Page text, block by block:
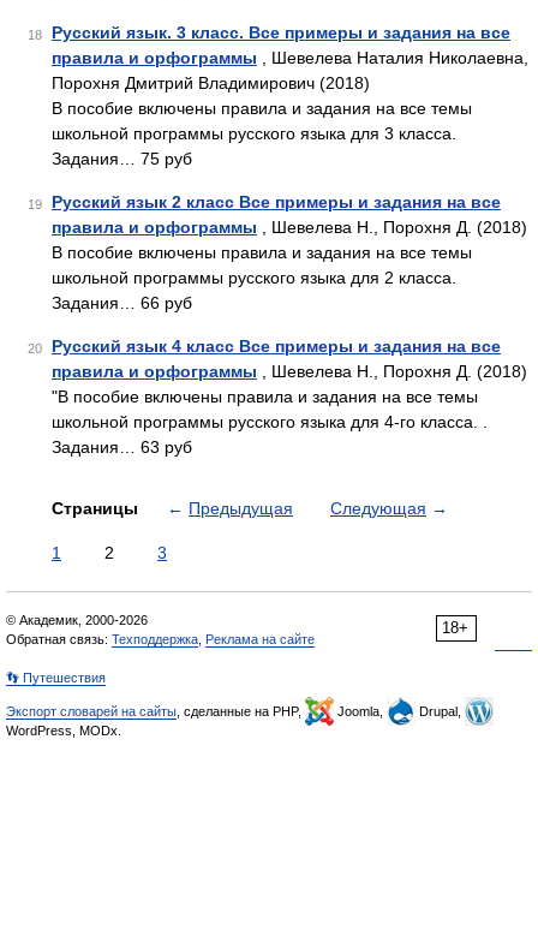
18
Русский язык. 3 класс. Все примеры и задания на все
правила и орфограммы , Шевелева Наталия Николаевна,
Порохня Дмитрий Владимирович (2018)
В пособие включены правила и задания на все темы
школьной программы русского языка для 3 класса.
Задания… 75 руб
19
Русский язык 2 класс Все примеры и задания на все
правила и орфограммы , Шевелева Н., Порохня Д. (2018)
В пособие включены правила и задания на все темы
школьной программы русского языка для 2 класса.
Задания… 66 руб
20
Русский язык 4 класс Все примеры и задания на все
правила и орфограммы , Шевелева Н., Порохня Д. (2018)
"В пособие включены правила и задания на все темы
школьной программы русского языка для 4-го класса. .
Задания… 63 руб
Страницы ← Предыдущая Следующая →
1 2 3
18+
© Академик, 2000-2026
Обратная связь: Техподдержка Реклама на сайте
👣 Путешествия
Экспорт словарей на сайты , сделанные на PHP, Joomla,
Drupal,
WordPress, MODx.